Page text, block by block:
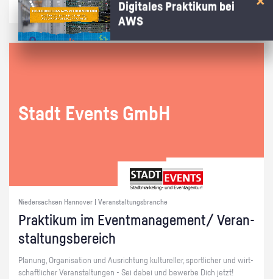
Stadt Events GmbH
Niedersachsen Hannover | Veranstaltungsbranche
Prak­ti­kum im Event­ma­nage­ment/ Ver­an­
stal­tungs­be­reich
Pla­nung, Or­ga­ni­sa­ti­on und Aus­rich­tung kul­tu­rel­ler, sport­li­cher und wirt­
schaft­li­cher Ver­an­stal­tun­gen - Sei dabei und be­wer­be Dich jetzt!
Digitales Praktikum bei
AWS